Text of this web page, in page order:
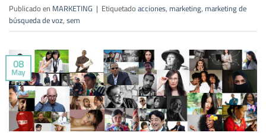
Publicado en MARKETING | Etiquetadoacciones, marketing, marketing de
búsqueda de voz,sem
08
May